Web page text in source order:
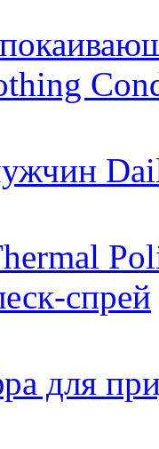
спрей
для